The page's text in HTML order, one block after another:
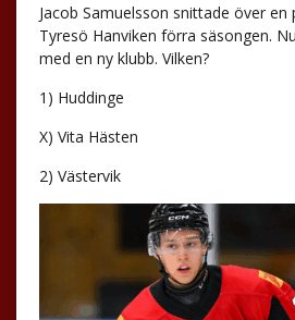
Jacob Samuelsson snittade över
Tyresö Hanviken förra säsongen.
med en ny klubb. Vilken?
1) Huddinge
X) Vita Hästen
2) Västervik